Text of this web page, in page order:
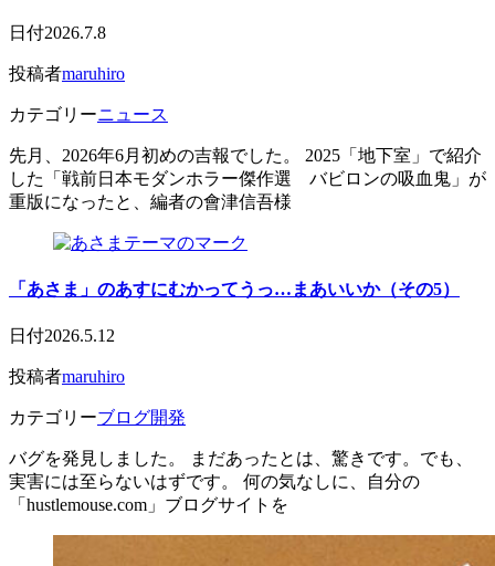
日付2026.7.8
投稿者maruhiro
カテゴリーニュース
先月、2026年6月初めの吉報でした。 2025「地下室」で紹介
した「戦前日本モダンホラー傑作選 バビロンの吸血鬼」が
重版になったと、編者の會津信吾様
「あさま」のあすにむかってうっ…まあいいか（その5）
日付2026.5.12
投稿者maruhiro
カテゴリーブログ開発
バグを発見しました。 まだあったとは、驚きです。でも、
実害には至らないはずです。 何の気なしに、自分の
「hustlemouse.com」ブログサイトを